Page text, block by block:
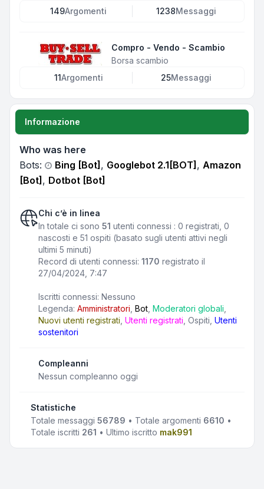
149Argomenti 1238Messaggi
Compro - Vendo - Scambio
Borsa scambio
11Argomenti 25Messaggi
Informazione
Who was here
Bots:
Bing [Bot] , Googlebot 2.1[BOT] , Amazon
[Bot] , Dotbot [Bot]
Chi c’è in linea
In totale ci sono 51 utenti connessi : 0 registrati, 0
nascosti e 51 ospiti (basato sugli utenti attivi negli
ultimi 5 minuti)
Record di utenti connessi: 1170 registrato il
27/04/2024, 7:47
Iscritti connessi: Nessuno
Legenda: Amministratori, Bot, Moderatori globali,
Nuovi utenti registrati, Utenti registrati, Ospiti, Utenti
sostenitori
Compleanni
Nessun compleanno oggi
Statistiche
Totale messaggi 56789 • Totale argomenti 6610 •
Totale iscritti 261 • Ultimo iscritto mak991